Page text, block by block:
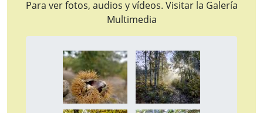
Para ver fotos, audios y vídeos. Visitar la Galería
Multimedia